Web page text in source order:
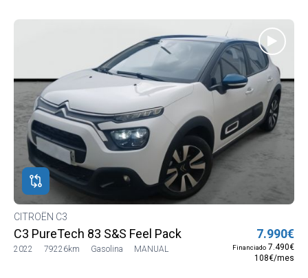
CITROËN C3
C3 PureTech 83 S&S Feel Pack
2022 79226km Gasolina MANUAL
7.990€
Financiado 7.490€
108€/mes